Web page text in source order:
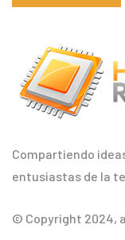
Compartiendo
entusiastas de la
© Copyright 2024,